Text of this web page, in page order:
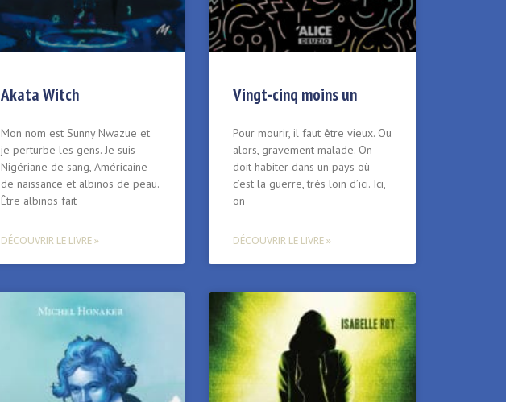
Akata Witch
Mon nom est Sunny Nwazue et
je perturbe les gens. Je suis
Nigériane de sang, Américaine
de naissance et albinos de peau.
Être albinos fait
DÉCOUVRIR LE LIVRE »
Vingt-cinq moins un
Pour mourir, il faut être vieux. Ou
alors, gravement malade. On
doit habiter dans un pays où
c’est la guerre, très loin d’ici. Ici,
on
DÉCOUVRIR LE LIVRE »